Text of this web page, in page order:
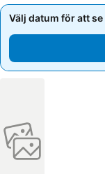
Välj datum för att
Välj datum för att